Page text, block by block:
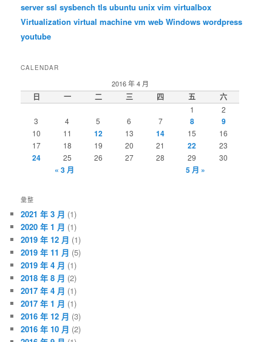
server ssl sysbench tls ubuntu unix vim virtualbox
Virtualization virtual machine vm web Windows wordpress
youtube
CALENDAR
2016 年 4 月
日 一 二 三 四 五 六
1
2
3
4 5 6 7 8 9
10 11 12 13 14 15
16
17
18 19 20 21 22 23
24 25 26 27 28 29 30
« 3 月 5 月 »
彙整
2021 年 3 月 (1)
2020 年 1 月 (1)
2019 年 12 月 (1)
2019 年 11 月 (5)
2019 年 4 月 (1)
2018 年 8 月 (2)
2017 年 4 月 (1)
2017 年 1 月 (1)
2016 年 12 月 (3)
2016 年 10 月 (2)